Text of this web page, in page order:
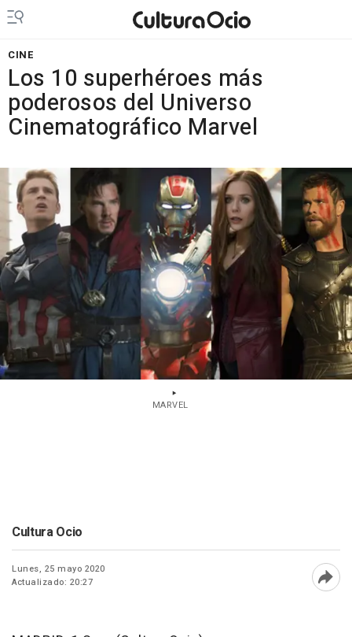
CINE
Los 10 superhéroes más
poderosos del Universo
Cinematográfico Marvel
MARVEL
Cultura Ocio
Lunes, 25 mayo 2020
Actualizado: 20:27